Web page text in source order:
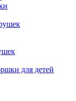
для детей